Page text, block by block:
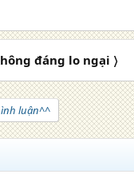
đáng lo ngại 〉
luận^^